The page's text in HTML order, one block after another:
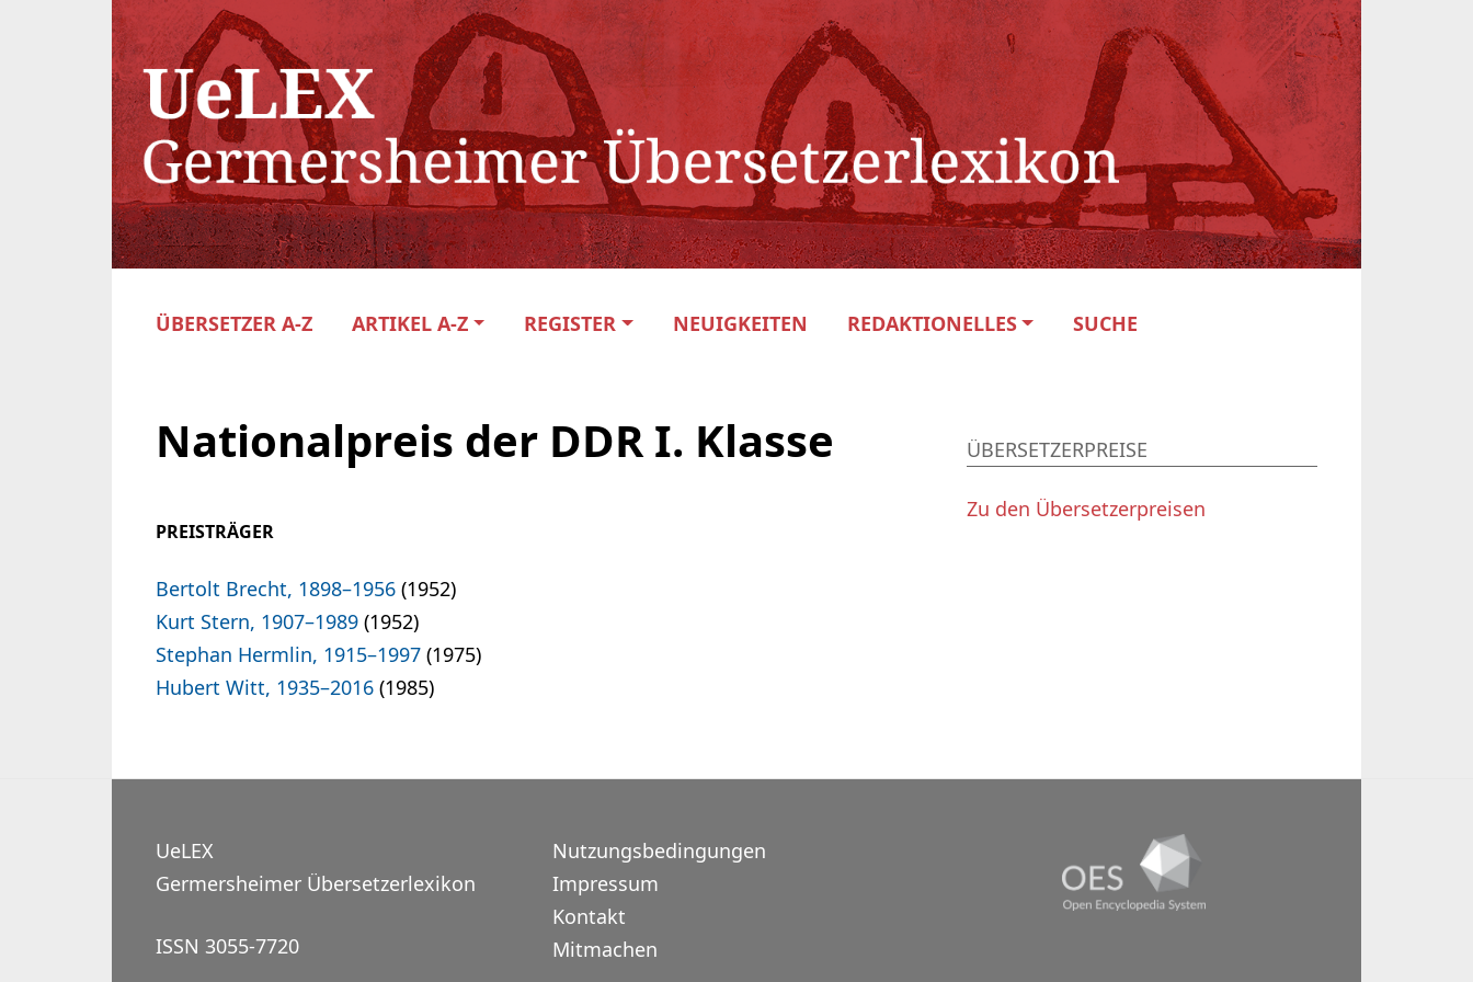
ÜBERSETZER A-Z ARTIKEL A-Z REGISTER NEUIGKEITEN REDAKTIONELLES SUCHE
Nationalpreis der DDR I. Klasse
PREISTRÄGER
Bertolt Brecht, 1898–1956 (1952)
Kurt Stern, 1907–1989 (1952)
Stephan Hermlin, 1915–1997 (1975)
Hubert Witt, 1935–2016 (1985)
ÜBERSETZERPREISE
Zu den Übersetzerpreisen
UeLEX
Germersheimer Übersetzerlexikon
ISSN 3055-7720
Nutzungsbedingungen
Impressum
Kontakt
Mitmachen